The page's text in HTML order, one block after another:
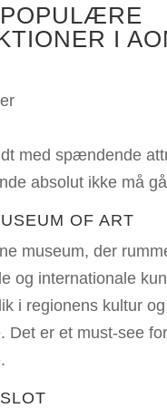
POPULÆRE
I
med spændende
absolut ikke må
OF ART
museum, der
og internationale
i regionens kultur og
Det er et must-see for